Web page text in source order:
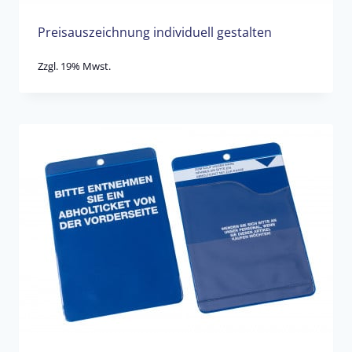
Preisauszeichnung individuell gestalten
Zzgl. 19% Mwst.